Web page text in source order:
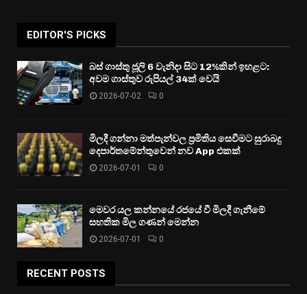
EDITOR'S PICKS
බස් ගාස්තු ජූලි 6 වැනිදා සිට 12%කින් ඉහළට:
අවම ගාස්තුව රුපියල් 34ක් වෙයි
2026-07-02 0
මිලදී ගන්නා මත්පැන්වල ප්‍රමිතිය සෙවීමට සුරාබදු
දෙපාර්තමේන්තුවෙන් නව App එකක්
2026-07-01 0
මෙවර යල කන්නයේ රජයේ වී මිලදී ගැනීමේ
සහතික මිල ගණන් මෙන්න
2026-07-01 0
RECENT POSTS